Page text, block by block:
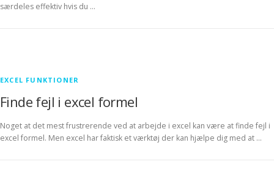
særdeles effektiv hvis du …
EXCEL FUNKTIONER
Finde fejl i excel formel
Noget at det mest frustrerende ved at arbejde i excel kan være at finde fejl i
excel formel. Men excel har faktisk et værktøj der kan hjælpe dig med at …